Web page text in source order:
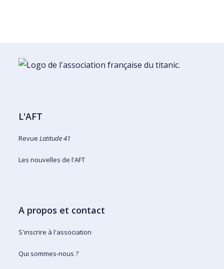
L'AFT
RevueLatitude 41
Les nouvelles de l'AFT
A propos et contact
S'inscrire à l'association
Qui sommes-nous ?